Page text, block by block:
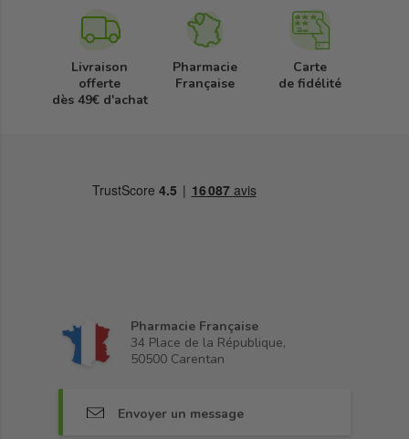
Livraison
offerte
dès 49€ d'achat
Pharmacie
Française
Carte
de fidélité
Pharmacie Française
34 Place de la République,
50500 Carentan
Envoyer un message